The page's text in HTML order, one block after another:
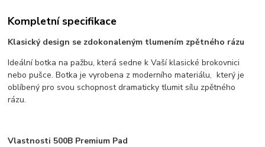
Kompletní specifikace
Klasický design se zdokonaleným tlumením zpětného rázu
Ideální botka na pažbu, která sedne k Vaší klasické brokovnici
nebo pušce. Botka je vyrobena z moderního materiálu, který je
oblíbený pro svou schopnost dramaticky tlumit sílu zpětného
rázu.
Vlastnosti 500B Premium Pad